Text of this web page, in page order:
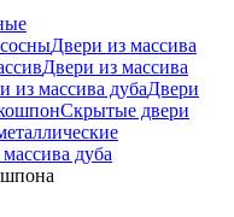
Двери из массива
Двери из массива
из массива дубаДвери
Скрытые двери
дуба